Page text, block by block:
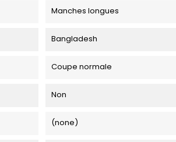
Manches longues
Bangladesh
Coupe normale
Non
(none)